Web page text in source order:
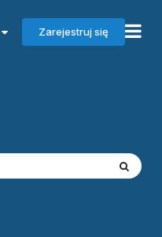
Zarejestruj się